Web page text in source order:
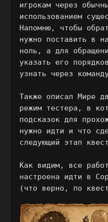
игрокам через
использованием
Напомню, чтобы
нужно поставить в
ноль, а для
указать его
узнать через
Также описал Мире
режим тестера, в
подсказок для
нужно идти и что
следующий этап
Как видим, все
настроена идти в
(что верно, по